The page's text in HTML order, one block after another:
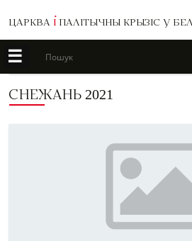
ЦАРКВА І ПАЛІТЫЧНЫ КРЫЗІС У
☰ Пошук
СНЕЖАНЬ 2021